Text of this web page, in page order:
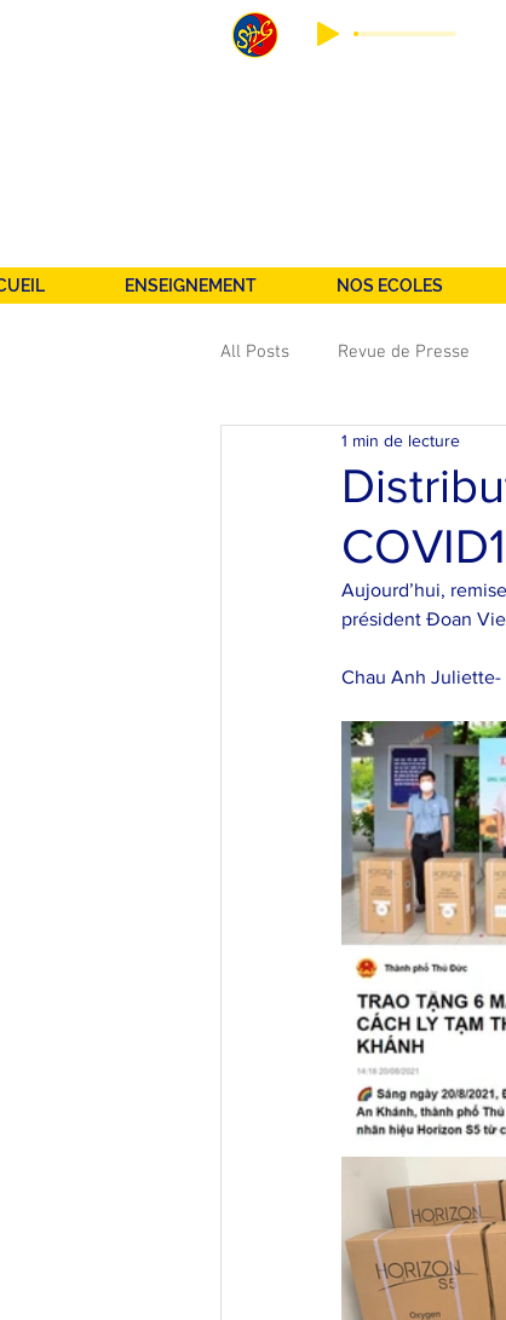
ENSEIGNEMENT NOS ECOLES
All Posts Revue de Presse
Stages & Competitions
Maître Philippe Gaudin
1 min de lecture
Aujourd’hui,
président Đoan
Chau Anh